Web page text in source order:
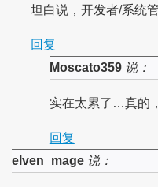
坦白说，开发者/系统
回复
Moscato359说：
实在太累了…真的
回复
elven_mage说：